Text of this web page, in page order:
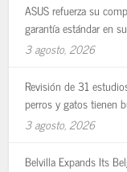
ASUS refuerza su
garantía estándar en
3 agosto, 2026
Revisión de 31
perros y gatos tienen
3 agosto, 2026
Belvilla Expands Its